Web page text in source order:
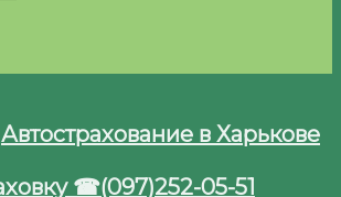
Автострахование в Харькове
☎(097)252-05-51